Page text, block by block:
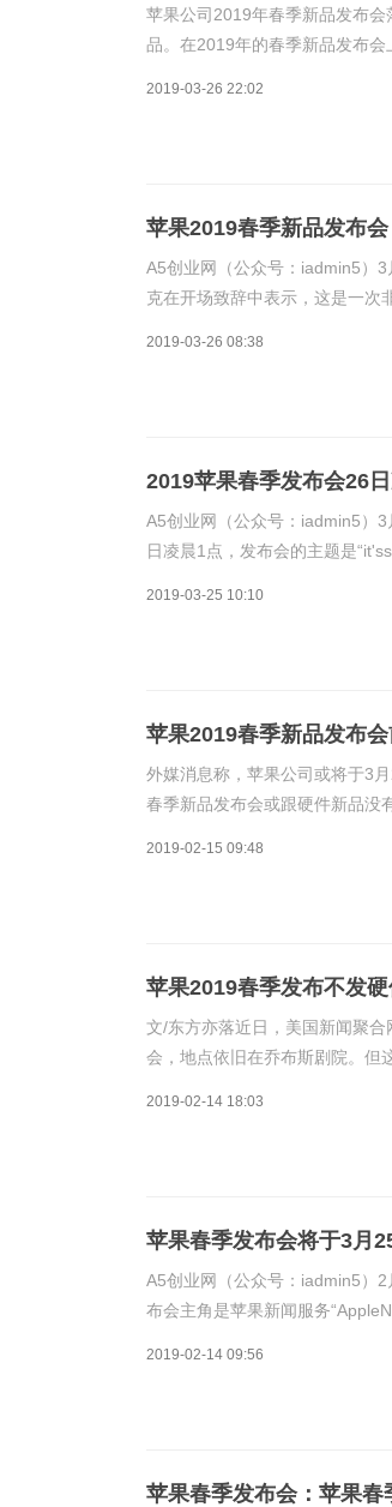
苹果公司2019年春季新品发布会
品。在2019年的春季新品发布
2019-03-26 22:02
苹果2019春季新品发布
A5创业网（公众号：iadmin5）
克在开场致辞中表示，这是一次
2019-03-26 08:38
2019苹果春季发布会26
A5创业网（公众号：iadmin5）
日凌晨1点，发布会的主题是
2019-03-25 10:10
苹果2019春季新品发布
外媒消息称，苹果公司或将于3
春季新品发布会或跟硬件新品没
2019-02-15 09:48
苹果2019春季发布不发
文/东方亦落近日，美国新闻聚
会，地点依旧在乔布斯剧院。但
2019-02-14 18:03
苹果春季发布会将于3月
A5创业网（公众号：iadmin5）
布会主角是苹果新闻服务
2019-02-14 09:56
苹果春季发布会：苹果